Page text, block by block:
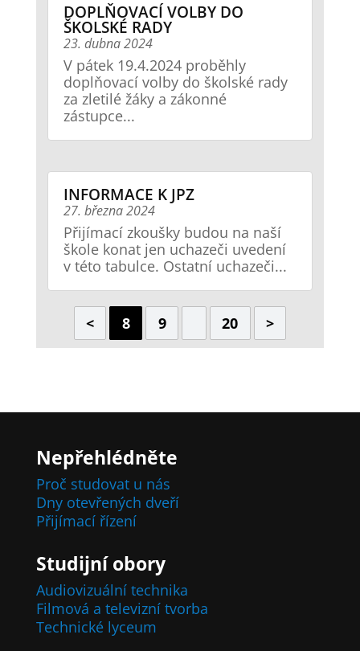
DOPLŇOVACÍ VOLBY DO
ŠKOLSKÉ RADY
23. dubna 2024
V pátek 19.4.2024 proběhly
doplňovací volby do školské rady
za zletilé žáky a zákonné
zástupce...
INFORMACE K JPZ
27. března 2024
Přijímací zkoušky budou na naší
škole konat jen uchazeči uvedení
v této tabulce. Ostatní uchazeči...
< 8 9 20 >
Nepřehlédněte
Proč studovat u nás
Dny otevřených dveří
Přijímací řízení
Studijní obory
Audiovizuální technika
Filmová a televizní tvorba
Technické lyceum